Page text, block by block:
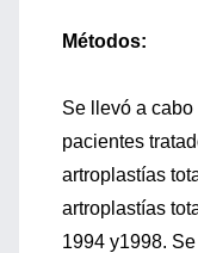
Métodos:
Se llevó a
pacientes
artroplastías
artroplastías
1994 y1998.